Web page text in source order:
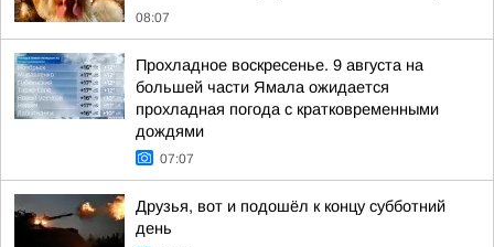
08:07
Прохладное воскресенье. 9 августа на
большей части Ямала ожидается
прохладная погода с кратковременными
дождями
07:07
Друзья, вот и подошёл к концу субботний
день